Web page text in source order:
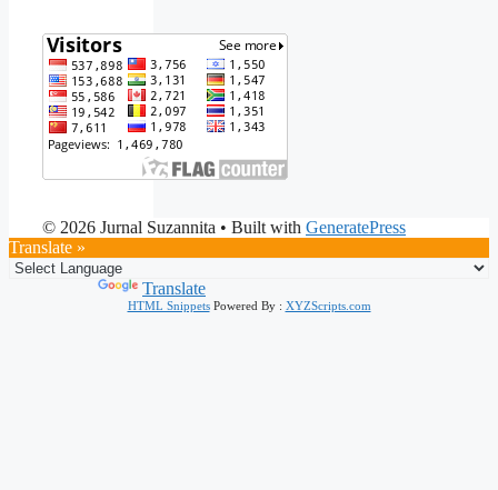
© 2026 Jurnal Suzannita • Built with GeneratePress
Translate »
Translate
HTML SnippetsPowered By : XYZScripts.com